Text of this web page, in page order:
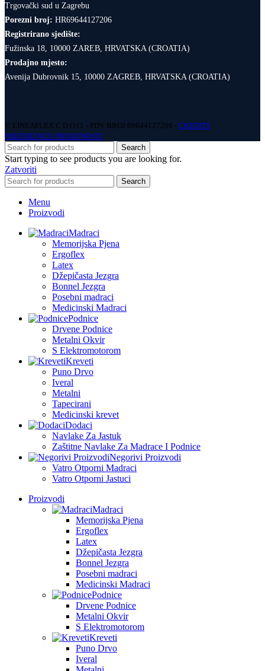
Trgovački sud u Zagrebu
Porezni broj: HR69644127206
Registrirano sjedište:
Fužinska 18, 10000 ZAREB, HRVATSKA (CROATIA)
Prodajno mjesto:
Avenija Dubrovnik 15, 10000 ZAGREB, HRVATSKA (CROATIA)
© LINEAFLEX C D.O.O. - PDV BROJ 69644127206 - CREDITS
PREFERENCE PRIVATNOSTI
Search
Start typing to see products you are looking for.
Zatvoriti
Search
Menu
Proizvodi
Madraci
Memorijska Pjena
Ergoflex
Latex
Džepičasta Jezgra
Bonnel Jezgra
Posebni madraci
Medicinski Madraci
Podnice
Drvene Podnice
Metalni Okvir
S Elektromotorom
Kreveti
Puno Drvo
Iveral
Metalni
Tapecirani
Medicinski krevet
Dodaci
Navlake Za Jastuk
Zaštitne Navlake Za Madrace I Podnice
Negorivi Proizvodi
Vatro Otporni Madraci
Vatro Otporni Jastuci
Proizvodi
Madraci
Memorijska Pjena
Ergoflex
Latex
Džepičasta Jezgra
Bonnel Jezgra
Posebni madraci
Medicinski Madraci
Podnice
Drvene Podnice
Metalni Okvir
S Elektromotorom
Kreveti
Puno Drvo
Iveral